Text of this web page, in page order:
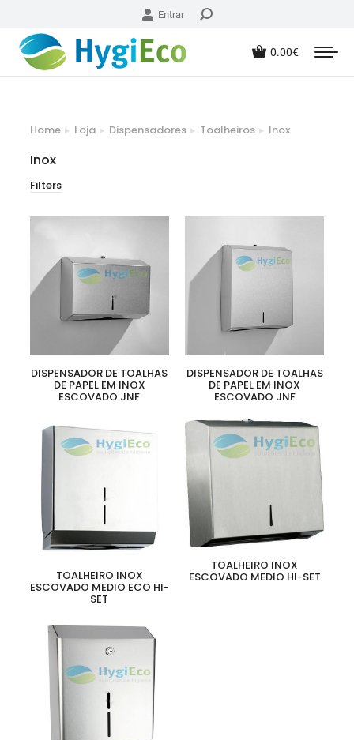
Entrar
0.00€
Inox
Filters
You are here:
Home Loja Dispensadores Toalheiros Inox
DISPENSADOR DE TOALHAS
DE PAPEL EM INOX
ESCOVADO JNF
DISPENSADOR DE TOALHAS
DE PAPEL EM INOX
ESCOVADO JNF
TOALHEIRO INOX
ESCOVADO MEDIO ECO HI-
SET
TOALHEIRO INOX
ESCOVADO MEDIO HI-SET